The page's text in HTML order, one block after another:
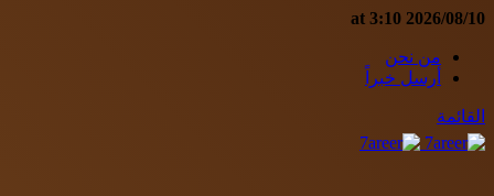
2026/08/10 at 3:10
من نحن
أرسل خبراً
القائمة